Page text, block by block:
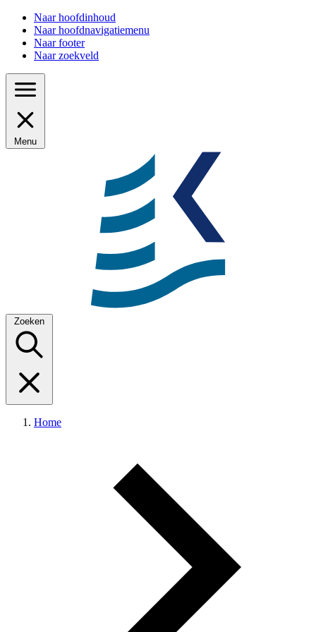
Naar hoofdinhoud
Naar hoofdnavigatiemenu
Naar footer
Naar zoekveld
Menu
Zoeken
Home